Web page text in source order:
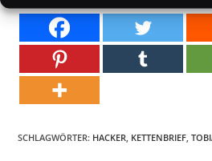
SCHLAGWÖRTER: HACKER KETTENBRIEF